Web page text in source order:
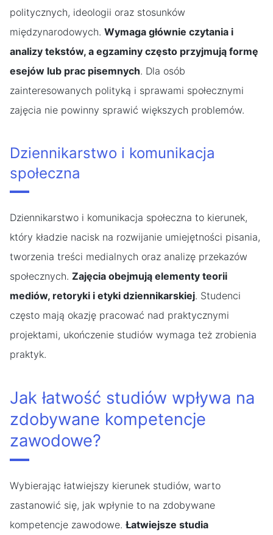
politycznych, ideologii oraz stosunków
międzynarodowych. Wymaga głównie czytania i
analizy tekstów, a egzaminy często przyjmują formę
esejów lub prac pisemnych. Dla osób
zainteresowanych polityką i sprawami społecznymi
zajęcia nie powinny sprawić większych problemów.
Dziennikarstwo i komunikacja
społeczna
Dziennikarstwo i komunikacja społeczna to kierunek,
który kładzie nacisk na rozwijanie umiejętności pisania,
tworzenia treści medialnych oraz analizę przekazów
społecznych. Zajęcia obejmują elementy teorii
mediów, retoryki i etyki dziennikarskiej. Studenci
często mają okazję pracować nad praktycznymi
projektami, ukończenie studiów wymaga też zrobienia
praktyk.
Jak łatwość studiów wpływa na
zdobywane kompetencje
zawodowe?
Wybierając łatwiejszy kierunek studiów, warto
zastanowić się, jak wpłynie to na zdobywane
kompetencje zawodowe. Łatwiejsze studia